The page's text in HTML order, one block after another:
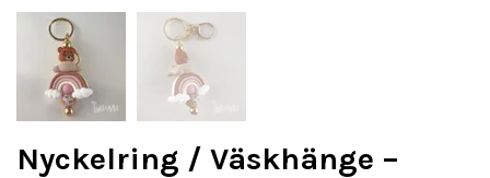
Nyckelring / Väskhänge –